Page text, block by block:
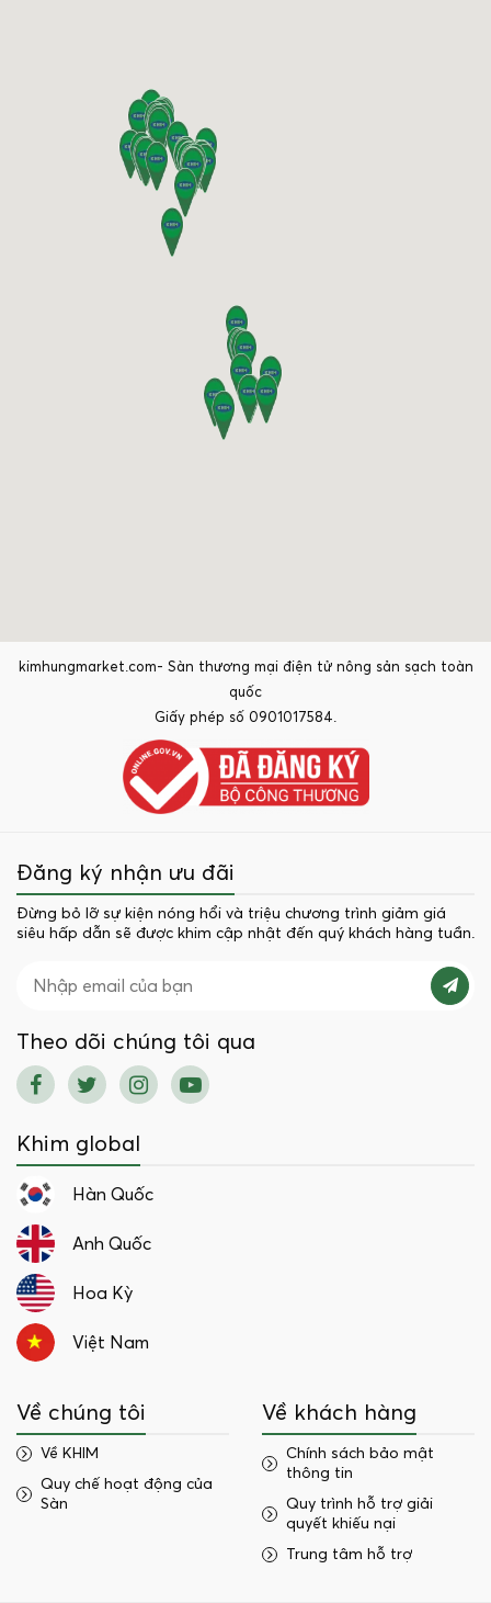
kimhungmarket.com- Sàn thương mại điện tử nông sản sạch toàn
quốc
Giấy phép số 0901017584.
Đăng ký nhận ưu đãi
Đừng bỏ lỡ sự kiện nóng hổi và triệu chương trình giảm giá
siêu hấp dẫn sẽ được khim cập nhật đến quý khách hàng tuần.
Theo dõi chúng tôi qua
Khim global
Hàn Quốc
Anh Quốc
Hoa Kỳ
Việt Nam
Về chúng tôi
Về KHIM
Quy chế hoạt động của
Sàn
Về khách hàng
Chính sách bảo mật
thông tin
Quy trình hỗ trợ giải
quyết khiếu nại
Trung tâm hỗ trợ